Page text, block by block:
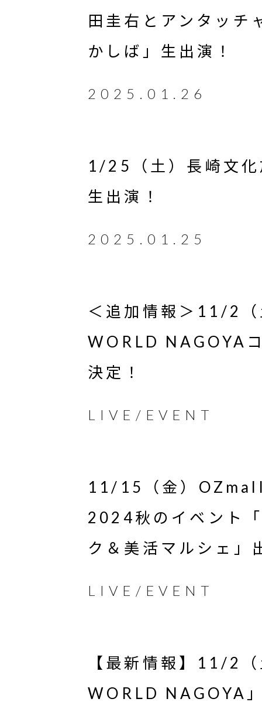
田圭右とアンタッチ
かしば」生出演！
2025.01.26
1/25（土）長崎文
生出演！
2025.01.25
＜追加情報＞11/2
WORLD NAGOYA
決定！
LIVE/EVENT
11/15（金）
2024秋のイベント
ク＆美活マルシェ」
LIVE/EVENT
【最新情報】11/2
WORLD NAGOYA